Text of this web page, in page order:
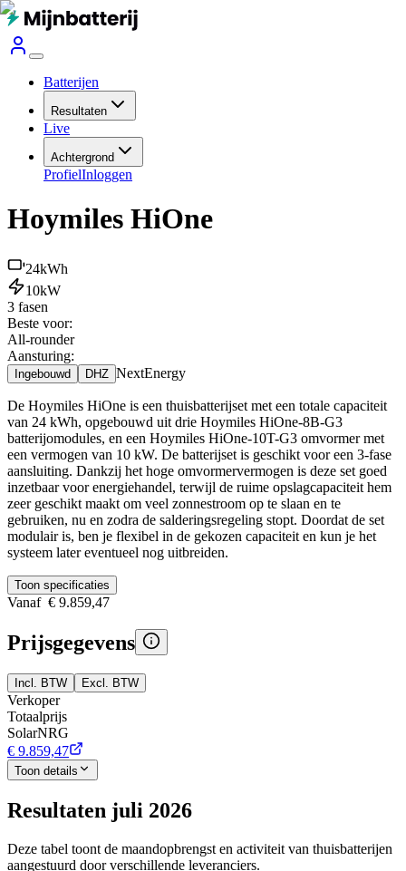
Batterijen
Resultaten
Live
Achtergrond
ProfielInloggen
Hoymiles HiOne
24kWh
10kW
3 fasen
Beste voor:
All-rounder
Aansturing:
Ingebouwd DHZ NextEnergy
De Hoymiles HiOne is een thuisbatterijset met een totale capaciteit
van 24 kWh, opgebouwd uit drie Hoymiles HiOne-8B-G3
batterijomodules, en een Hoymiles HiOne-10T-G3 omvormer met
een vermogen van 10 kW. De batterijset is geschikt voor een 3-fase
aansluiting. Dankzij het hoge omvormervermogen is deze set goed
inzetbaar voor energiehandel, terwijl de ruime opslagcapaciteit hem
zeer geschikt maakt om veel zonnestroom op te slaan en te
gebruiken, nu en zodra de salderingsregeling stopt. Doordat de set
modulair is, ben je flexibel in de gekozen capaciteit en kun je het
systeem later eventueel nog uitbreiden.
Toon specificaties
Vanaf € 9.859,47
Prijsgegevens
Incl. BTW Excl. BTW
Verkoper
Totaalprijs
SolarNRG
€ 9.859,47
Toon details
Resultaten juli 2026
Deze tabel toont de maandopbrengst en activiteit van thuisbatterijen
aangestuurd door verschillende leveranciers.